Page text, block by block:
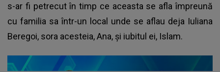
s-ar fi petrecut în timp ce aceasta se afla împreună
cu familia sa într-un local unde se aflau deja Iuliana
Beregoi, sora acesteia, Ana, și iubitul ei, Islam.